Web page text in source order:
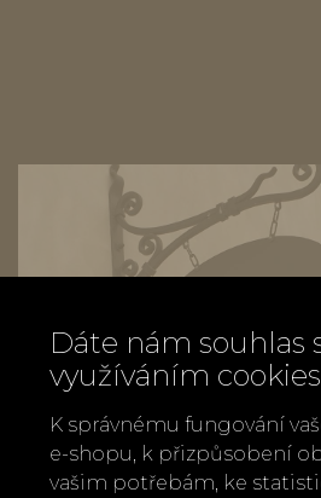
Dáte nám souhlas
využíváním
K správnému fungování
e-shopu, k přizpůsobení
vašim potřebám, ke